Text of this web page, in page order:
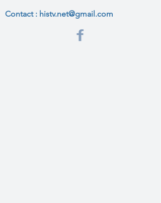
Contact : histv.net@gmail.com